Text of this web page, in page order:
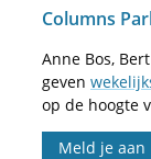
Columns
Anne Bos,
geven
op de hoogte
Meld je aan